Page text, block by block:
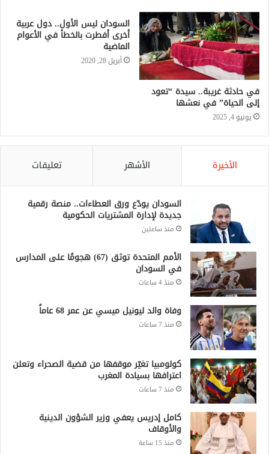
في حادثة غريبة.. سيدة “تعود
إلى الحياة” في نعشها
يونيو 4, 2025
السودان ليس الأول.. دول عربية
أخرى أفطرت بالخطأ في الأعوام
الماضية
أبريل 28, 2020
الأخيرة الأشهر تعليقات
السودان يودّع ورق العطاءات.. منصة رقمية
جديدة لإدارة المشتريات الحكومية
منذ ساعتين
الأمم المتحدة توثق (67) هجومًا على المدارس
في السودان
منذ 4 ساعات
وفاة والد ليونيل ميسي عن عمر 68 عاماً
منذ 7 ساعات
كولومبيا تغيّر موقفها من قضية الصحراء وتعلن
اعترافها بسيادة المغرب
منذ 7 ساعات
كامل إدريس يعفي وزير الشؤون الدينية
والأوقاف
منذ 15 ساعة